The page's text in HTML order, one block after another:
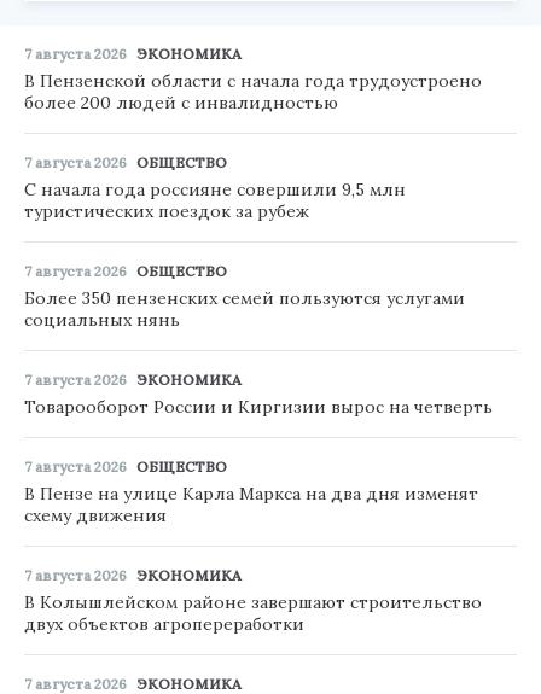
7 августа 2026 ЭКОНОМИКА
В Пензенской области с начала года трудоустроено
более 200 людей с инвалидностью
7 августа 2026 ОБЩЕСТВО
С начала года россияне совершили 9,5 млн
туристических поездок за рубеж
7 августа 2026 ОБЩЕСТВО
Более 350 пензенских семей пользуются услугами
социальных нянь
7 августа 2026 ЭКОНОМИКА
Товарооборот России и Киргизии вырос на четверть
7 августа 2026 ОБЩЕСТВО
В Пензе на улице Карла Маркса на два дня изменят
схему движения
7 августа 2026 ЭКОНОМИКА
В Колышлейском районе завершают строительство
двух объектов агропереработки
7 августа 2026 ЭКОНОМИКА